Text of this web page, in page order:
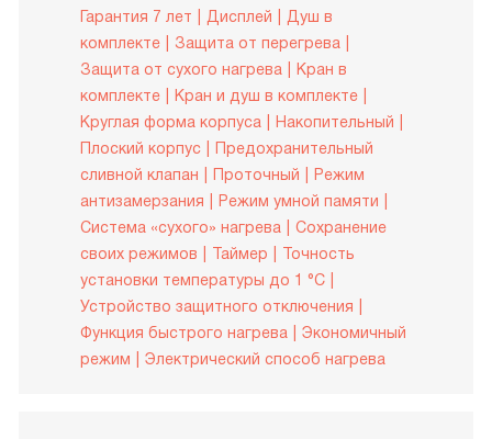
Гарантия 7 лет
Дисплей
Душ в
комплекте
Защита от перегрева
Защита от сухого нагрева
Кран в
комплекте
Кран и душ в комплекте
Круглая форма корпуса
Накопительный
Плоский корпус
Предохранительный
сливной клапан
Проточный
Режим
антизамерзания
Режим умной памяти
Система «сухого» нагрева
Сохранение
своих режимов
Таймер
Точность
установки температуры до 1 °С
Устройство защитного отключения
Функция быстрого нагрева
Экономичный
режим
Электрический способ нагрева